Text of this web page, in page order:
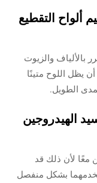
ألواح التقطيع
بالألياف والزيوت
يظل اللوح متينًا
الطويل.
الهيدروجين
معًا لأن ذلك قد
بشكل منفصل